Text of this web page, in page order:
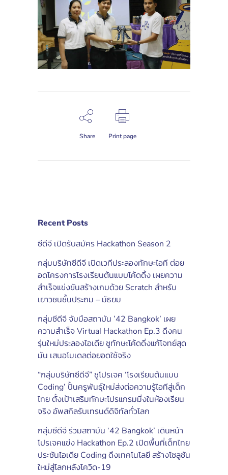
Share Print page
Recent Posts
ซีดีจี เปิดรับสมัคร Hackathon Season 2
กลุ่มบริษัทซีดีจี เปิดเวทีประลองทักษะไอที ต่อย
อดโครงการโรงเรียนต้นแบบโค้ดดิ้ง เผยความ
สำเร็จแข่งขันสร้างเกมด้วย Scratch สำหรับ
เยาวชนชั้นประถม – มัธยม
กลุ่มซีดีจี จับมือสถาบัน ’42 Bangkok’ เผย
ความสำเร็จ Virtual Hackathon Ep.3 ดึงคน
รุ่นใหม่ประลองไอเดีย ชูทักษะโค้ดดิ่งแก้โจทย์สุด
มัน เสนอโมเดลต่อยอดใช้จริง
“กลุ่มบริษัทซีดีจี” ชูโปรเจค ‘โรงเรียนต้นแบบ
Coding’ ปั้นครูพันธุ์ใหม่ส่งต่อความรู้ไอทีสู่เด็ก
ไทย ตั้งเป้าเสริมทักษะโปรแกรมมิ่งในห้องเรียน
จริง อัพสกิลรับเทรนด์ดิจิทัลทั่วโลก
กลุ่มซีดีจี ร่วมสถาบัน ‘42 Bangkok’ เดินหน้า
โปรเจคแข่ง Hackathon Ep.2 เปิดพื้นที่เด็กไทย
ประชันไอเดีย Coding ดึงเทคโนโลยี สร้างโซลูชัน
ใหม่สู่โลกหลังโควิด-19